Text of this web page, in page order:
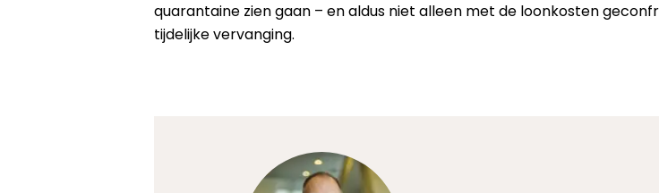
quarantaine zien gaan – en aldus niet alleen met de loonkosten
tijdelijke vervanging.